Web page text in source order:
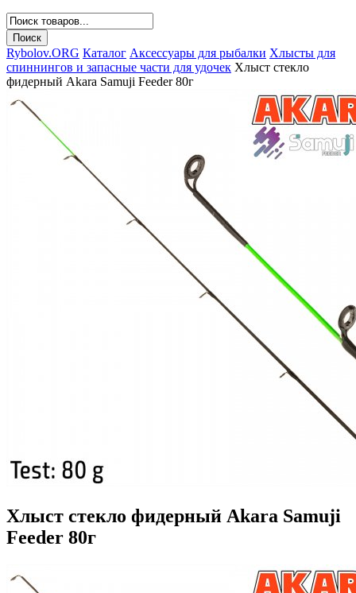
Rybolov.ORG Каталог Аксессуары для рыбалки Хлысты для
спиннингов и запасные части для удочек Хлыст стекло
фидерный Akara Samuji Feeder 80г
Хлыст стекло фидерный Akara Samuji
Feeder 80г